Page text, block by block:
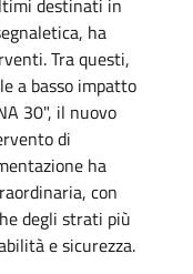
ha
Tra questi,
a basso impatto
30", il nuovo
di
ha
con
degli strati più
e sicurezza.